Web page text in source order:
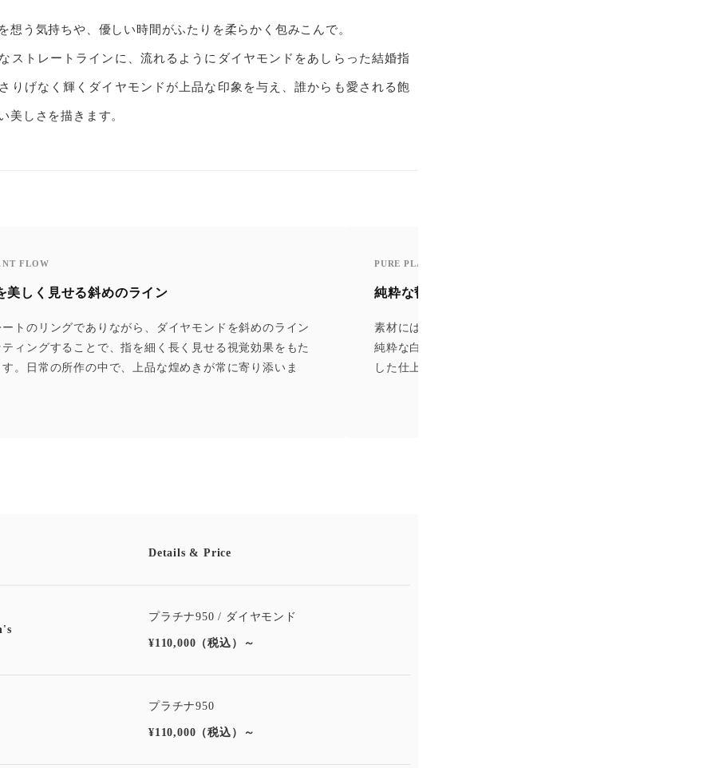
想う気持ちや、優しい時間がふたりを柔らかく包みこんで。
ストレートラインに、流れるようにダイヤモンドをあしらった結婚指
りげなく輝くダイヤモンドが上品な印象を与え、誰からも愛される飽
美しさを描きます。
FLOW
美しく見せる斜めのライン
ートのリングでありながら、ダイヤモンドを斜めのライン
ィングすることで、指を細く長く見せる視覚効果をもた
。日常の所作の中で、上品な煌めきが常に寄り添いま
PURE PLATINUM
純粋な誓いにふさわしい素材
素材には高品位なプラチナ950を使用。変色の心配が少なく、そ
純粋な白さは永遠の誓いを象徴します。滑らかな着け心地を追
した仕上げもポンテヴェキオならではのこだわりです。
Details & Price
プラチナ950 / ダイヤモンド
¥110,000 （税込）～
プラチナ950
¥110,000 （税込）～